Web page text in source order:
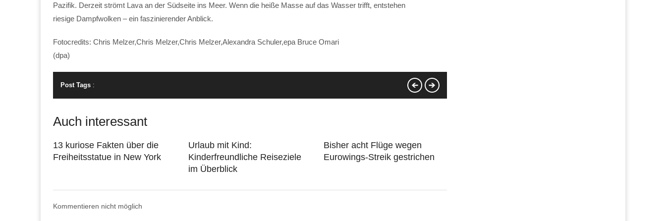
Pazifik. Derzeit strömt Lava an der Südseite ins Meer. Wenn die heiße Masse auf das Wasser trifft, entstehen
riesige Dampfwolken – ein faszinierender Anblick.
Fotocredits: Chris Melzer,Chris Melzer,Chris Melzer,Alexandra Schuler,epa Bruce Omari
(dpa)
Post Tags :
Auch interessant
13 kuriose Fakten über die
Freiheitsstatue in New York
Urlaub mit Kind:
Kinderfreundliche Reiseziele
im Überblick
Bisher acht Flüge wegen
Eurowings-Streik gestrichen
Kommentieren nicht möglich